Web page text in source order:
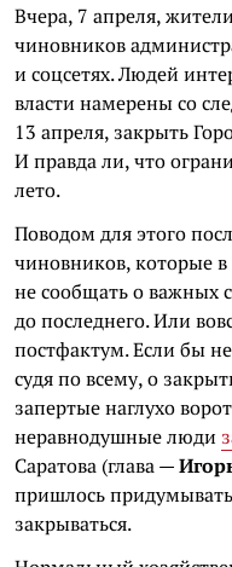
Вчера, 7 апреля,
чиновников
и соцсетях. Людей
власти намерены со
13 апреля, закрыть
И правда ли, что
лето.
Поводом для этого
чиновников, которые в
не сообщать о важных
до последнего. Или
постфактум. Если бы
судя по всему, о
запертые наглухо
неравнодушные люди
Саратова (глава —
пришлось
закрываться.